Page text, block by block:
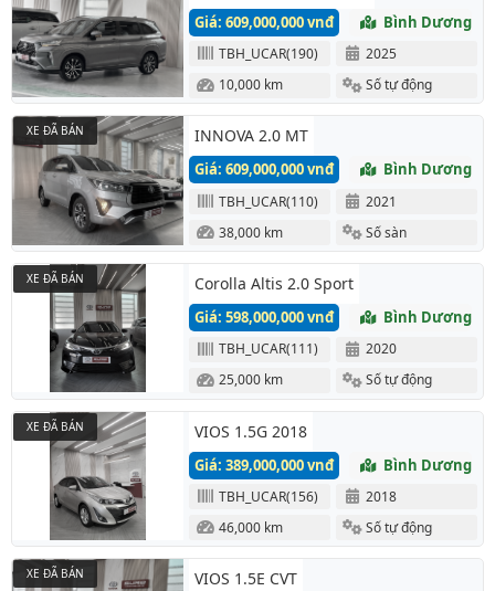
Giá: 609,000,000 vnđ Bình Dương
TBH_UCAR(190)
2025
10,000 km
Số tự động
INNOVA 2.0 MT
Giá: 609,000,000 vnđ Bình Dương
TBH_UCAR(110)
2021
38,000 km
Số sàn
XE ĐÃ BÁN
Corolla Altis 2.0 Sport
Giá: 598,000,000 vnđ Bình Dương
TBH_UCAR(111)
2020
25,000 km
Số tự động
XE ĐÃ BÁN
VIOS 1.5G 2018
Giá: 389,000,000 vnđ Bình Dương
TBH_UCAR(156)
2018
46,000 km
Số tự động
XE ĐÃ BÁN
VIOS 1.5E CVT
XE ĐÃ BÁN